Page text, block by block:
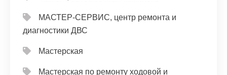
МАСТЕР-СЕРВИС, центр ремонта и
диагностики ДВС
Мастерская
Мастерская по ремонту ходовой и